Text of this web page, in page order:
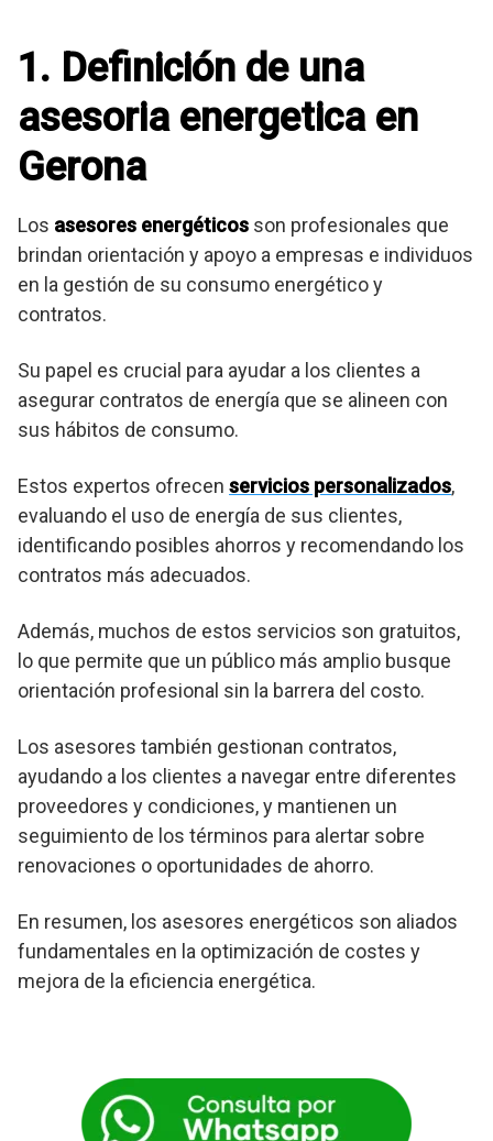
1. Definición de una
asesoria energetica en
Gerona
Los asesores energéticos son profesionales que
brindan orientación y apoyo a empresas e individuos
en la gestión de su consumo energético y
contratos.
Su papel es crucial para ayudar a los clientes a
asegurar contratos de energía que se alineen con
sus hábitos de consumo.
Estos expertos ofrecen servicios personalizados,
evaluando el uso de energía de sus clientes,
identificando posibles ahorros y recomendando los
contratos más adecuados.
Además, muchos de estos servicios son gratuitos,
lo que permite que un público más amplio busque
orientación profesional sin la barrera del costo.
Los asesores también gestionan contratos,
ayudando a los clientes a navegar entre diferentes
proveedores y condiciones, y mantienen un
seguimiento de los términos para alertar sobre
renovaciones o oportunidades de ahorro.
En resumen, los asesores energéticos son aliados
fundamentales en la optimización de costes y
mejora de la eficiencia energética.